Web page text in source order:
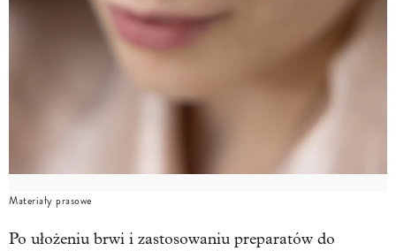
Materiały prasowe
Po ułożeniu brwi i zastosowaniu preparatów do